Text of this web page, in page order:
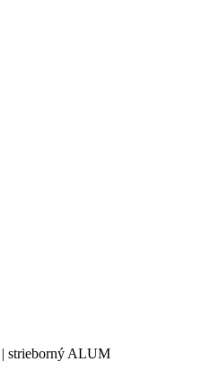
strieborný ALUM